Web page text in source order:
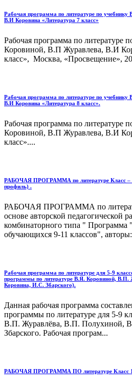
Рабочая программа по литературе по
В.И Коровина «Литература 7 класс»
Рабочая программа по литературе
Коровиной, В.П Журавлева, В.И
класс», Москва, «Просвещение»,
Рабочая программа по литературе по
В.И Коровина «Литература 8 класс».
Рабочая программа по литературе
Коровиной, В.П Журавлева, В.И
класс»....
РАБОЧАЯ ПРОГРАММА по литературе Класс –
профиль) .
РАБОЧАЯ ПРОГРАММА по
основе авторской педагогической
комбинаторного типа " Программа
обучающихся 9-11 классов",
Рабочая программа по литературе для 5-9
программы по литературе В.Я. Коровиной,
Коровина, И.С. Збарского).
Данная рабочая программа
программы по литературе для 5-9
В.П. Журавлёва, В.П. Полухиной,
Збарского. Рабочая програм...
РАБОЧАЯ ПРОГРАММА ПО литературе Класс